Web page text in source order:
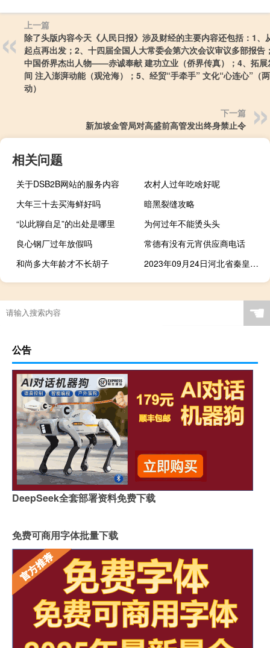
上一篇
除了头版内容今天《人民日报》涉及财经的主要内容还包括：1、
起点再出发；2、十四届全国人大常委会第六次会议审议多部报告
中国侨界杰出人物——赤诚奉献 建功立业（侨界传真）；4、拓展
间 注入澎湃动能（观沧海）；5、经贸“手牵手” 文化“心连心”（
动）
下一篇
新加坡金管局对高盛前高管发出终身禁止令
相关问题
关于DSB2B网站的服务内容
农村人过年吃啥好呢
大年三十去买海鲜好吗
暗黑裂缝攻略
“以此聊自足”的出处是哪里
为何过年不能烫头头
良心钢厂过年放假吗
常德有没有元宵供应商电话
和尚多大年龄才不长胡子
2023年09月24日河北省秦皇岛市疫情大数据-今日/今天疫情全网搜索最新实时消息动态情况通知播报
国内有哪些b2b平台
☚
公告
DeepSeek全套部署资料免费下载
免费可商用字体批量下载